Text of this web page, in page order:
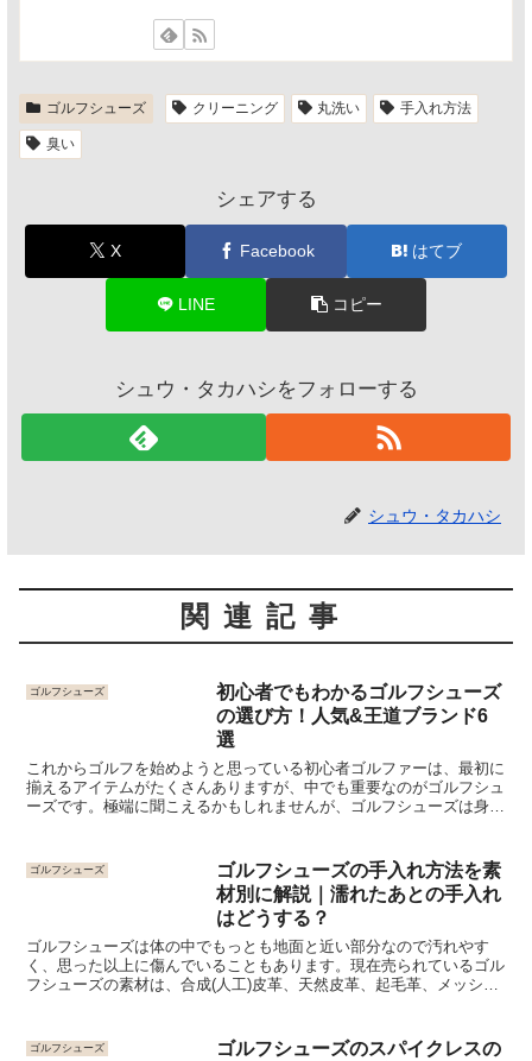
ゴルフシューズ クリーニング 丸洗い 手入れ方法
臭い
シェアする
X Facebook はてブ
LINE コピー
シュウ・タカハシをフォローする
シュウ・タカハシ
関連記事
ゴルフシューズ
初心者でもわかるゴルフシューズ
の選び方！人気&王道ブランド6
選
これからゴルフを始めようと思っている初心者ゴルファーは、最初に
揃えるアイテムがたくさんありますが、中でも重要なのがゴルフシュ
ーズです。極端に聞こえるかもしれませんが、ゴルフシューズは身体
ゴルフシューズ
ゴルフシューズの手入れ方法を素
材別に解説｜濡れたあとの手入れ
はどうする？
ゴルフシューズは体の中でもっとも地面と近い部分なので汚れやす
く、思った以上に傷んでいることもあります。現在売られているゴル
フシューズの素材は、合成(人工)皮革、天然皮革、起毛革、メッシュ
ゴルフシューズ
ゴルフシューズのスパイクレスの